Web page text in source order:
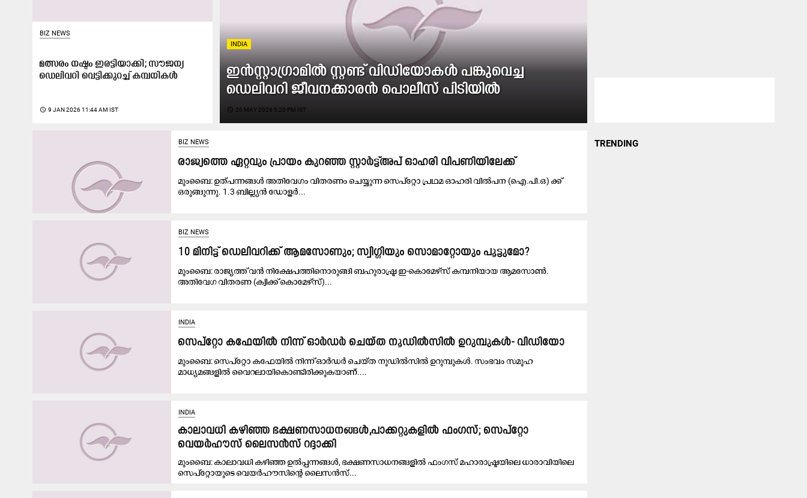
INDIA
ഇൻസ്റ്റാഗ്രാമിൽ സ്റ്റണ്ട് വിഡിയോകൾ പങ്കുവെച്ച
ഡെലിവറി ജീവനക്കാരൻ പൊലീസ് പിടിയിൽ
access_time 26 MAY 2026 5:20 PM IST
BIZ NEWS
​മത്സരം നഷ്ടം ഇരട്ടിയാക്കി; സൗജന്യ
ഡെലിവറി വെട്ടിക്കുറച്ച് കമ്പനികൾ
access_time 9 JAN 2026 11:44 AM IST
BIZ NEWS
രാജ്യത്തെ ഏറ്റവും പ്രായം കുറഞ്ഞ സ്റ്റാർട്ട്അപ് ഓഹരി വി​പണിയിലേക്ക്
മുംബൈ: ഉത്പന്നങ്ങൾ അതിവേഗം ​വിതരണം ചെയ്യുന്ന സെപ്റ്റോ പ്രഥമ ഓഹരി വിൽപന (ഐ.പി.ഒ) ക്ക്
ഒരുങ്ങുന്നു. 1.3 ബില്ല്യൻ ഡോളർ...
BIZ NEWS
10 മിനിട്ട് ഡെലിവറിക്ക് ആമസോണും; സ്വിഗ്ഗിയും ​സൊമാറ്റോയും പൂട്ടുമോ​?
മുംബൈ: രാജ്യത്ത് വൻ നിക്ഷേപത്തിനൊരുങ്ങി ബഹുരാഷ്ട്ര ഇ-കൊമേഴ്സ് കമ്പനിയായ ആമസോൺ.
അതിവേഗ വിതരണ (ക്വിക്ക് കൊമേഴ്സ്)...
INDIA
സെപ്‌റ്റോ കഫേയിൽ നിന്ന് ഓർഡർ ചെയ്ത നൂഡിൽസിൽ ഉറുമ്പുകൾ- വിഡിയോ
മുംബൈ: സെപ്‌റ്റോ കഫേയിൽ നിന്ന് ഓർഡർ ചെയ്ത നൂഡിൽസിൽ ഉറുമ്പുകൾ. സംഭവം സമൂഹ
മാധ്യമങ്ങളിൽ വൈറലായികൊണ്ടിരിക്കുകയാണ്....
INDIA
കാലാവധി കഴിഞ്ഞ ഭക്ഷണസാധനങ്ങൾ,പാക്കറ്റുകളിൽ ഫംഗസ്; സെപ്‌റ്റോ
വെയർഹൗസ് ലൈസൻസ് റദ്ദാക്കി
മുംബൈ: കാലാവധി കഴിഞ്ഞ ഉൽപ്പന്നങ്ങൾ, ഭക്ഷണസാധനങ്ങളിൽ ഫംഗസ് മഹാരാഷ്ട്രയിലെ ധാരാവിയിലെ
സെപ്‌റ്റോയുടെ വെയർഹൗസിന്‍റെ ലൈസൻസ്...
TRENDING